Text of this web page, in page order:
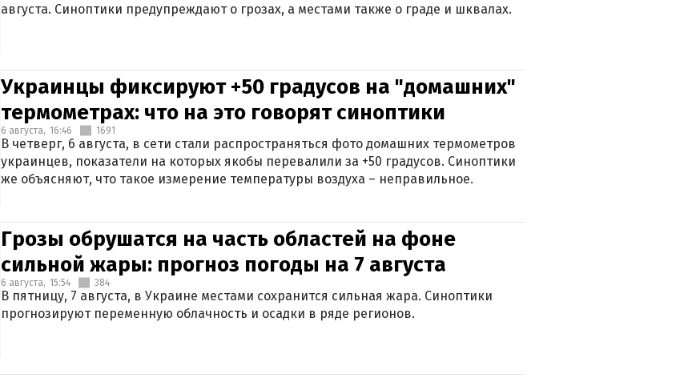
августа. Синоптики предупреждают о грозах, а местами также о граде и шквалах.
Украинцы фиксируют +50 градусов на "домашних"
термометрах: что на это говорят синоптики
6 августа, 16:46 1691
В четверг, 6 августа, в сети стали распространяться фото домашних термометров
украинцев, показатели на которых якобы перевалили за +50 градусов. Синоптики
же объясняют, что такое измерение температуры воздуха – неправильное.
Грозы обрушатся на часть областей на фоне
сильной жары: прогноз погоды на 7 августа
6 августа, 15:54 384
В пятницу, 7 августа, в Украине местами сохранится сильная жара. Синоптики
прогнозируют переменную облачность и осадки в ряде регионов.